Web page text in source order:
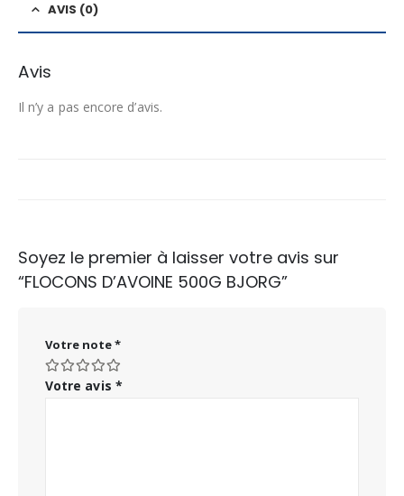
AVIS (0)
Avis
Il n’y a pas encore d’avis.
Soyez le premier à laisser votre avis sur
“FLOCONS D’AVOINE 500G BJORG”
Votre note*
Votre avis *